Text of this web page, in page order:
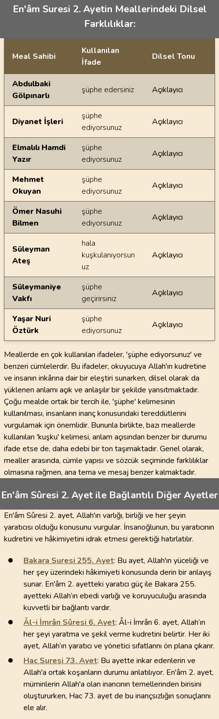
En'âm Suresi 2. Ayetin Meallerindeki Dilsel
Farklılıklar:
Ayetin meallerindeki dilsel farklılıklar
Meal Sahibi
Kullanılan
İfade
Dilsel Tonu
Abdulbaki
Gölpınarlı
şüphe edersiniz Açıklayıcı
Diyanet İşleri
şüphe
ediyorsunuz
Açıklayıcı
Elmalılı Hamdi
Yazır
şüphe
ediyorsunuz
Açıklayıcı
Mehmet
Okuyan
şüphe
ediyorsunuz
Açıklayıcı
Ömer Nasuhi
Bilmen
şüphe
ediyorsunuz
Açıklayıcı
Süleyman
Ateş
hala
kuşkulanıyorsun
uz
Açıklayıcı
Süleymaniye
Vakfı
şüphe
geçirirsiniz
Açıklayıcı
Yaşar Nuri
Öztürk
şüphe
ediyorsunuz
Açıklayıcı
Meallerde en çok kullanılan ifadeler, 'şüphe ediyorsunuz' ve
benzeri cümlelerdir. Bu ifadeler, okuyucuya Allah'ın kudretine
ve insanın inkârına dair bir eleştiri sunarken, dilsel olarak da
yüklenen anlamı açık ve anlaşılır bir şekilde yansıtmaktadır.
Çoğu mealde ortak bir tercih ile, 'şüphe' kelimesinin
kullanılması, insanların inanç konusundaki tereddütlerini
vurgulamak için önemlidir. Bununla birlikte, bazı meallerde
kullanılan 'kuşku' kelimesi, anlam açısından benzer bir durumu
ifade etse de, daha edebi bir ton taşımaktadır. Genel olarak,
mealler arasında, cümle yapısı ve sözcük seçiminde farklılıklar
olmasına rağmen, ana tema ve mesaj benzer kalmaktadır.
En'âm Sûresi 2. Ayet ile Bağlantılı Diğer Ayetler
En'âm Sûresi 2. ayet, Allah'ın varlığı, birliği ve her şeyin
yaratıcısı olduğu konusunu vurgular. İnsanoğlunun, bu yaratıcının
kudretini ve hâkimiyetini idrak etmesi gerektiği hatırlatılır.
Bakara Suresi 255. Ayet: Bu ayet, Allah'ın yüceliği ve
her şey üzerindeki hâkimiyeti konusunda derin bir anlayış
sunar. En'âm 2. ayetteki yaratıcı güç ile Bakara 255.
ayetteki Allah’ın ebedi varlığı ve koruyuculuğu arasında
kuvvetli bir bağlantı vardır.
Âl-i İmrân Sûresi 6. Ayet: Âl-i İmrân 6. ayet, Allah’ın
her şeyi yaratma ve şekil verme kudretini belirtir. Her iki
ayet, Allah’ın yaratıcı ve yönetici sıfatlarını ön plana çıkarır.
Hac Suresi 73. Ayet: Bu ayette inkar edenlerin ve
Allah'a ortak koşanların durumu anlatılıyor. En'âm 2. ayet,
müminlerin Allah'a olan inancının temellerinden birisini
oluştururken, Hac 73. ayet de bu inançsızlığın sonuçlarını
ele alır.